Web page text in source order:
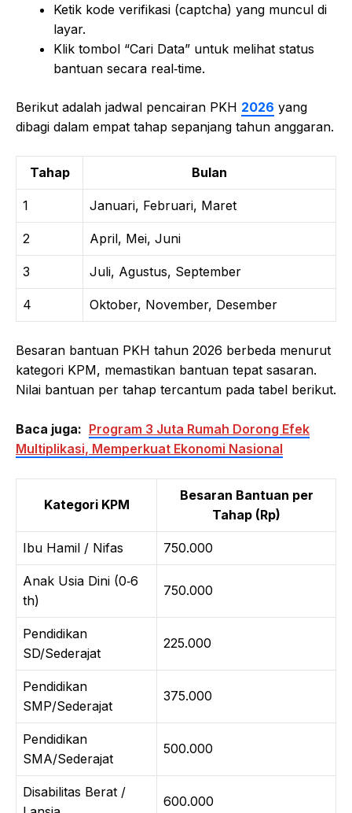
Ketik kode verifikasi (captcha) yang muncul di
layar.
Klik tombol “Cari Data” untuk melihat status
bantuan secara real‑time.
Berikut adalah jadwal pencairan PKH 2026 yang
dibagi dalam empat tahap sepanjang tahun anggaran.
Tahap Bulan
1 Januari, Februari, Maret
2 April, Mei, Juni
3 Juli, Agustus, September
4 Oktober, November, Desember
Besaran bantuan PKH tahun 2026 berbeda menurut
kategori KPM, memastikan bantuan tepat sasaran.
Nilai bantuan per tahap tercantum pada tabel berikut.
Baca juga: Program 3 Juta Rumah Dorong Efek
Multiplikasi, Memperkuat Ekonomi Nasional
Kategori KPM
Besaran Bantuan per
Tahap (Rp)
Ibu Hamil / Nifas 750.000
Anak Usia Dini (0‑6
th)
750.000
Pendidikan
SD/Sederajat
225.000
Pendidikan
SMP/Sederajat
375.000
Pendidikan
SMA/Sederajat
500.000
Disabilitas Berat /
600.000